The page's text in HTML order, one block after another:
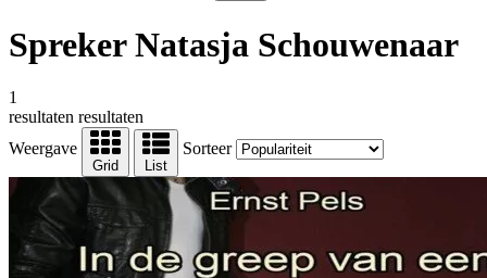
Spreker Natasja Schouwenaar
1
resultaten resultaten
Weergave
Grid List
Sorteer